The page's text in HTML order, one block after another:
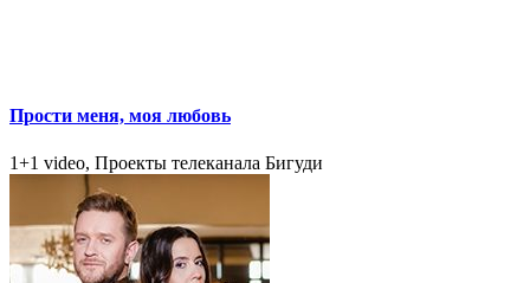
Прости меня, моя любовь
1+1 video, Проекты телеканала Бигуди